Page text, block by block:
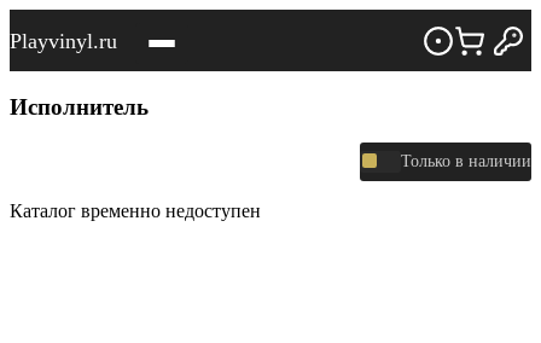
Playvinyl.ru
Исполнитель
Только в наличии
Каталог временно недоступен